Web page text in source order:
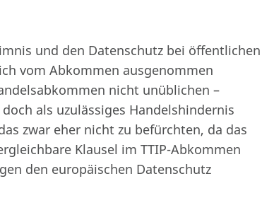
und den Datenschutz bei öffentlichen
vom Abkommen ausgenommen
nicht unüblichen –
als uzulässiges Handelshindernis
zwar eher nicht zu befürchten, da das
Klausel im TTIP-Abkommen
den europäischen Datenschutz